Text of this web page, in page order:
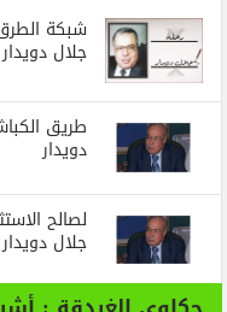
شبكة
جلال دويدار
طريق
دويدار
لصالح
جلال دويدار